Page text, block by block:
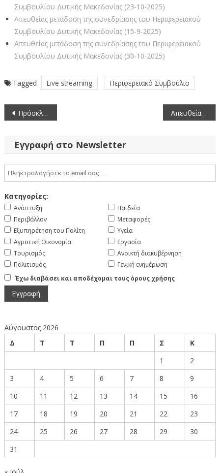
Συμβουλίου Δυτικής Μακεδονίας (23-10-2025)
Απευθείας μετάδοση της συνεδρίασης του Περιφερειακού
Συμβουλίου Δυτικής Μακεδονίας (15-9-2025)
Απευθείας μετάδοση της συνεδρίασης του Περιφερειακού
Συμβουλίου Δυτικής Μακεδονίας (30-10-2025)
Tagged Live streaming Περιφερειακό Συμβούλιο
Πλοήγηση
άρθρων
Πρόσκληση για την υποβολή υποψηφιοτήτων πλήρωσης θέσεων Προϊσταμένων επιπέδου Διεύθυνσης της ΓΔΕΛΕΠ της ΑΑΔΕ (8-5-2026) Απευθείας μετάδοση της συνεδρίασης της Περιφερειακής Επιτροπής Δυτικής Μακεδονίας (11-5-2026)
Εγγραφή στο Newsletter
Κατηγορίες:
Ανάπτυξη
Περιβάλλον
Εξυπηρέτηση του Πολίτη
Αγροτική Οικονομία
Τουρισμός
Πολιτισμός
Παιδεία
Μεταφορές
Υγεία
Εργασία
Ανοικτή διακυβέρνηση
Γενική ενημέρωση
Έχω διαβάσει και αποδέχομαι τους όρους χρήσης
Αύγουστος 2026
Δ
Τ Τ Π Π Σ
Κ
1
2
3
4 5 6 7 8
9
10
11 12 13 14 15
16
17
18 19 20 21 22
23
24
25 26 27 28 29
30
31